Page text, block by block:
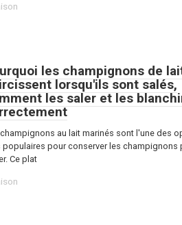
les champignons de
lorsqu'ils sont salés,
les saler et les
au lait marinés sont l'une des
populaires pour conserver les champignons
Ce plat